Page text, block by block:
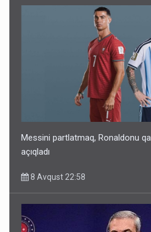
Messini partlatmaq, Ronaldonu
açıqladı
8 Avqust 22:58